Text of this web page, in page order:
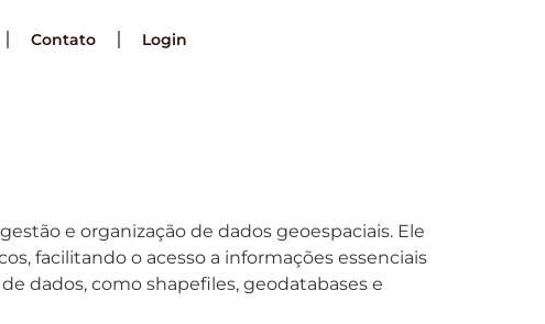
Contato Login
e organização de dados geoespaciais. Ele
facilitando o acesso a informações essenciais
dados, como shapefiles, geodatabases e